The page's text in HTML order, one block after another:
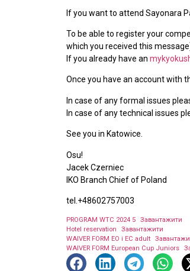
If you want to attend Sayonara
To be able to register your
which you received this
If you already have an
Once you have an account with
In case of any formal issues
In case of any technical issues
See you in Katowice.
Osu!
Jacek Czerniec
IKO Branch Chief of Poland
tel.+48602757003
PROGRAM WTC 2024 5
Завантажити
Hotel reservation
Завантажити
WAIVER FORM EO i EC adult
WAIVER FORM European Cup Juniors